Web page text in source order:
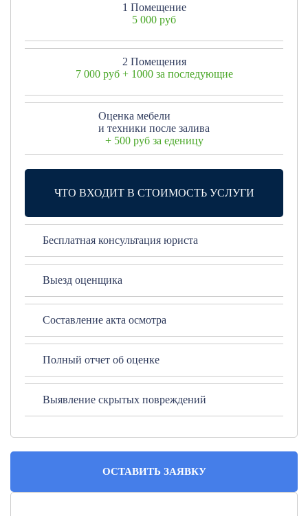
1 Помещение
5 000 руб
2 Помещения
7 000 руб + 1000 за последующие
Оценка мебели
и техники после залива
+ 500 руб за еденицу
ЧТО ВХОДИТ В СТОИМОСТЬ УСЛУГИ
Бесплатная консультация юриста
Выезд оценщика
Составление акта осмотра
Полный отчет об оценке
Выявление скрытых повреждений
ОСТАВИТЬ ЗАЯВКУ